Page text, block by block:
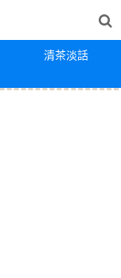
清茶淡話